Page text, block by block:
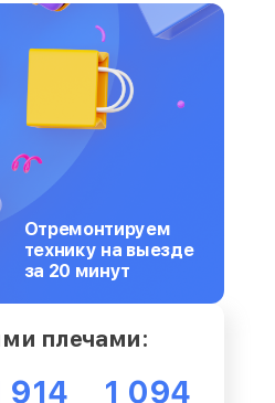
Отремонтируем
технику на выезде
за 20 минут
плечами:
914 1 094